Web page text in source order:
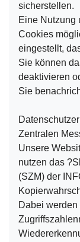
sicherstellen.
Eine Nutzung
Cookies
eingestellt,
Sie können
deaktivieren
Sie
Zentralen
Unsere
nutzen das
(SZM) der
Dabei